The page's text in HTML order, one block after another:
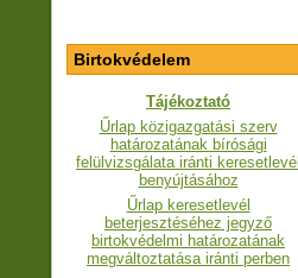
Birtokvédelem
Tájékoztató
Űrlap közigazgatási szerv
határozatának bírósági
felülvizsgálata iránti keresetlevél
benyújtásához
Űrlap keresetlevél
beterjesztéséhez jegyző
birtokvédelmi határozatának
megváltoztatása iránti perben